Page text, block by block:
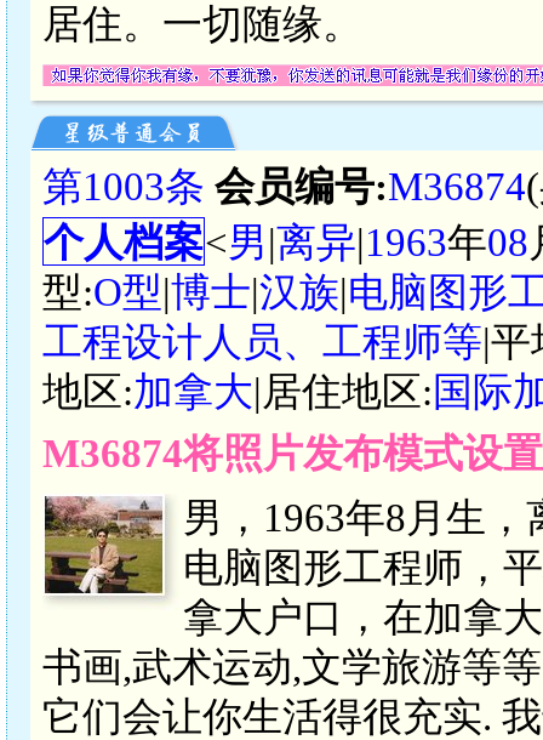
居住。一切随缘。
第1003条 会员编号:M36874
个人档案<男|离异|1963年08
型:O型|博士|汉族|电脑图形
工程设计人员、工程师等|平
地区:加拿大|居住地区: 国际
M36874将照片发布模式设
男，1963年8月生
电脑图形工程师，
拿大户口，在加拿
书画,武术运动,文学旅游等
它们会让你生活得很充实.